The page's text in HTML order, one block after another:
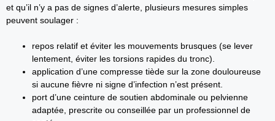
et qu’il n’y a pas de signes d’alerte, plusieurs mesures simples
peuvent soulager :
repos relatif et éviter les mouvements brusques (se lever
lentement, éviter les torsions rapides du tronc).
application d’une compresse tiède sur la zone douloureuse
si aucune fièvre ni signe d’infection n’est présent.
port d’une ceinture de soutien abdominale ou pelvienne
adaptée, prescrite ou conseillée par un professionnel de